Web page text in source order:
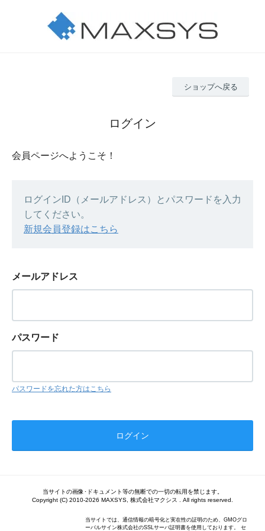
ショップへ戻る
ログイン
会員ページへようこそ！
ログインID（メールアドレス）とパスワードを入力
してください。
新規会員登録はこちら
メールアドレス
パスワード
パスワードを忘れた方はこちら
当サイトの画像･ドキュメント等の無断での一切の転用を禁じます。
Copyright (C) 2010-2026 MAXSYS, 株式会社マクシス . All rights reserved.
当サイトでは、通信情報の暗号化と実在性の証明のため、GMOグロ
ーバルサイン株式会社のSSLサーバ証明書を使用しております。 セ